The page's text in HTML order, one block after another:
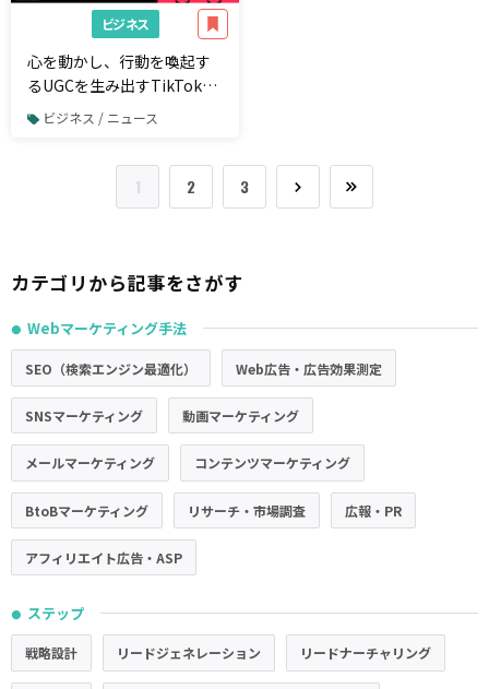
ビジネス
心を動かし、行動を喚起す
るUGCを生み出すTikTokの
#Challenge、その成功法則
ビジネス / ニュース
1 2 3
カテゴリから記事をさがす
● Webマーケティング手法
SEO（検索エンジン最適化） Web広告・広告効果測定
SNSマーケティング 動画マーケティング
メールマーケティング コンテンツマーケティング
BtoBマーケティング リサーチ・市場調査 広報・PR
アフィリエイト広告・ASP
● ステップ
戦略設計 リードジェネレーション リードナーチャリング